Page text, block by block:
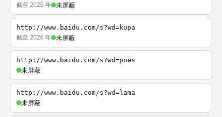
截至 2026 年 未屏蔽
http://www.baidu.com/s?wd=kupa
截至 2026 年 未屏蔽
http://www.baidu.com/s?wd=poes
未屏蔽
http://www.baidu.com/s?wd=lama
未屏蔽